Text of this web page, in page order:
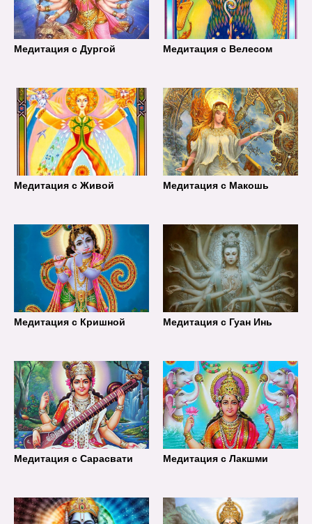
Медитация с Дургой Медитация с Велесом
Медитация с Живой Медитация с Макошь
Медитация с Кришной Медитация с Гуан Инь
Медитация с Сарасвати Медитация с Лакшми